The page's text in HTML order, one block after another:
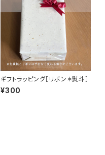
ギフトラッピング［リボン＊熨斗］
¥300